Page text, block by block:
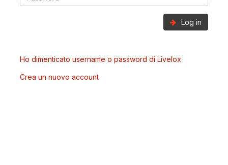
Log in
Ho dimenticato username o password di Livelox
Crea un nuovo account